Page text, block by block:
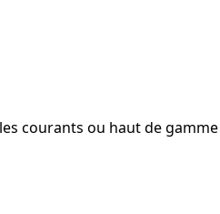
courants ou haut de